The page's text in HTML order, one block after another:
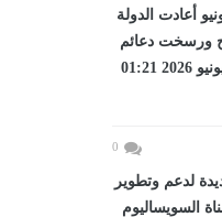
ثورة 30 يونيو أعادت الدولة
ورسخت دعائم
الاستقرار...اليوم الثلاثاء، 30 يونيو 2026 01:21
0
لدعم وتطوير
السويساليوم